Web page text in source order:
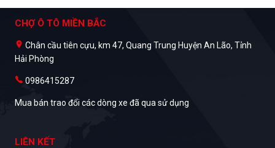
CHỢ Ô TÔ MIỀN BẮC
Chân cầu tiên cựu, km 47, Quang Trung Huyện An Lão, Tỉnh
Hải Phòng
0986415287
Mua bán trao đổi các dòng xe đã qua sử dụng
LIÊN KẾT